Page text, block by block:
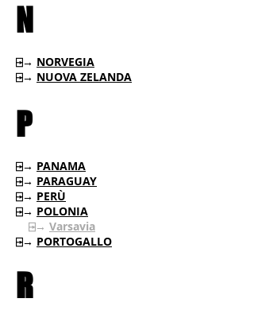
N
⍈→ NORVEGIA
⍈→ NUOVA ZELANDA
P
⍈→ PANAMA
⍈→ PARAGUAY
⍈→ PERÙ
⍈→ POLONIA
⍈→ Varsavia
⍈→ PORTOGALLO
R